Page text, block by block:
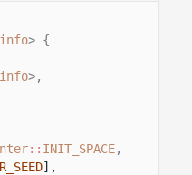
info> {
info>,
:: INIT_SPACE,
],